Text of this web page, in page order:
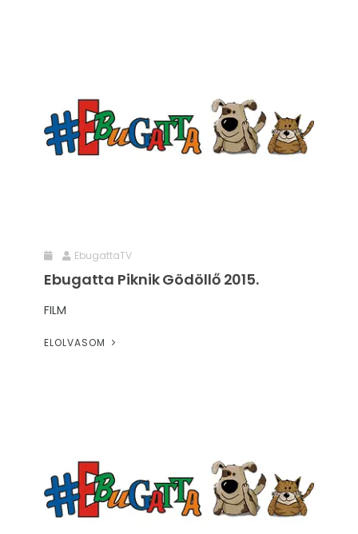
EbugattaTV
Ebugatta Piknik Gödöllő 2015.
FILM
ELOLVASOM